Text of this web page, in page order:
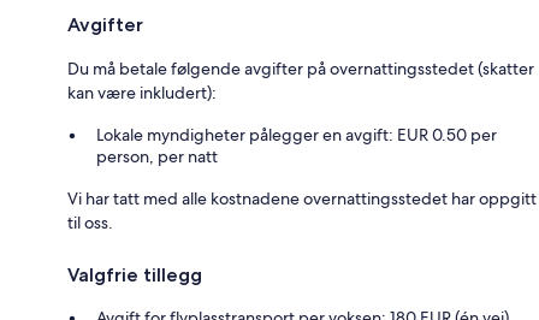
Avgifter
Du må betale følgende avgifter på overnattingsstedet (skatter
kan være inkludert):
Lokale myndigheter pålegger en avgift: EUR 0.50 per
person, per natt
Vi har tatt med alle kostnadene overnattingsstedet har oppgitt
til oss.
Valgfrie tillegg